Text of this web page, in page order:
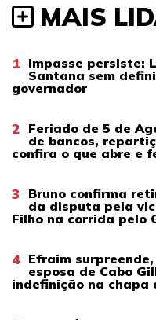
MAIS
1 Impasse persiste:
Santana sem
governador
2 Feriado de 5 de
de bancos,
confira o que abre e
3 Bruno confirma
da disputa pela
Filho na corrida pelo
4 Efraim
esposa de Cabo
indefinição na chapa